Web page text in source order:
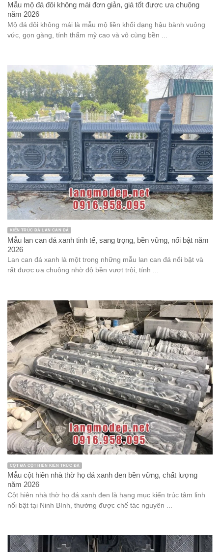
Mẫu mộ đá đôi không mái đơn giản, giá tốt được ưa chuộng
năm 2026
Mộ đá đôi không mái là mẫu mộ liền khối dạng hậu bành vuông
vức, gọn gàng, tính thẩm mỹ cao và vô cùng bền ...
KIẾN TRÚC ĐÁ LAN CAN ĐÁ
Mẫu lan can đá xanh tinh tế, sang trọng, bền vững, nổi bật năm
2026
Lan can đá xanh là một trong những mẫu lan can đá nổi bật và
rất được ưa chuộng nhờ độ bền vượt trội, tính ...
CỘT ĐÁ CỘT HIÊN KIẾN TRÚC ĐÁ
Mẫu cột hiên nhà thờ họ đá xanh đen bền vững, chất lượng
năm 2026
Cột hiên nhà thờ họ đá xanh đen là hạng mục kiến trúc tâm linh
nổi bật tại Ninh Bình, thường được chế tác nguyên ...